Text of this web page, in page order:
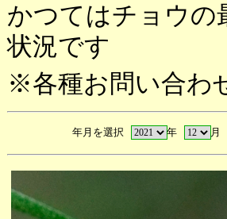
かつてはチョウの
状況です
※各種お問い合わ
年月を選択 年 月